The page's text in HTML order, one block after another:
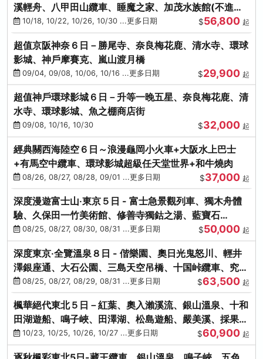
溪輕舟、八甲田山纜車、睡魔之家、加茂水族館(不進店)
(庄內/庄內)
10/18, 10/22, 10/26, 10/30 ...更多日期 $56,800 起
超值京阪神奈６日－勝尾寺、奈良梅花鹿、清水寺、環球
影城、神戶摩賽克、嵐山渡月橋
09/04, 09/08, 10/06, 10/16 ...更多日期 $29,900 起
超值神戶環球影城６日－升等一晚五星、奈良梅花鹿、清
水寺、環球影城、魚之棚商店街
09/08, 10/16, 10/30 $32,000 起
經典關西海陸空６日～浪漫龜岡小火車+大阪水上巴士
+有馬空中纜車、環球影城超級任天堂世界+和牛燒肉
08/26, 08/27, 08/28, 09/01 ...更多日期 $37,000 起
深度漫遊富士山‧東京５日 - 富士急景觀列車、獨木舟體
驗、久保田一竹美術館、修善寺獨鈷之湯、藍寶石
SAPHIR踴子號
08/25, 08/27, 08/30, 08/31 ...更多日期 $50,000 起
深度東京‧全覽溫泉８日 - 偕樂園、奧日光鬼怒川、輕井
澤銀座通、大石公園、三島天空吊橋、十国峠纜車、究極
海鮮食べ放題
08/25, 08/27, 08/29, 08/31 ...更多日期 $63,500 起
楓華絕代東北５日－紅葉、奧入瀨溪流、銀山溫泉、十和
田湖遊船、鳴子峽、田澤湖、松島遊船、嚴美溪、採果烤
牡蠣10/23, 10/25, 10/26, 10/27 ...更多日期 $60,900 起